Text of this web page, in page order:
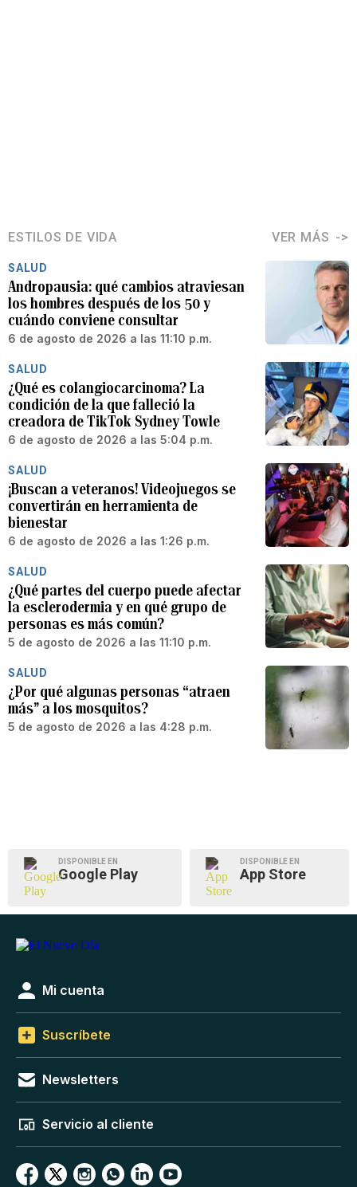
ESTILOS DE VIDA VER MÁS
SALUD
Andropausia: qué cambios atraviesan
los hombres después de los 50 y
cuándo conviene consultar
6 de agosto de 2026 a las 11:10 p.m.
SALUD
¿Qué es colangiocarcinoma? La
condición de la que falleció la
creadora de TikTok Sydney Towle
6 de agosto de 2026 a las 5:04 p.m.
SALUD
¡Buscan a veteranos! Videojuegos se
convertirán en herramienta de
bienestar
6 de agosto de 2026 a las 1:26 p.m.
SALUD
¿Qué partes del cuerpo puede afectar
la esclerodermia y en qué grupo de
personas es más común?
5 de agosto de 2026 a las 11:10 p.m.
SALUD
¿Por qué algunas personas “atraen
más” a los mosquitos?
5 de agosto de 2026 a las 4:28 p.m.
DISPONIBLE EN
Google Play
DISPONIBLE EN
App Store
Mi cuenta
Suscríbete
Newsletters
Servicio al cliente